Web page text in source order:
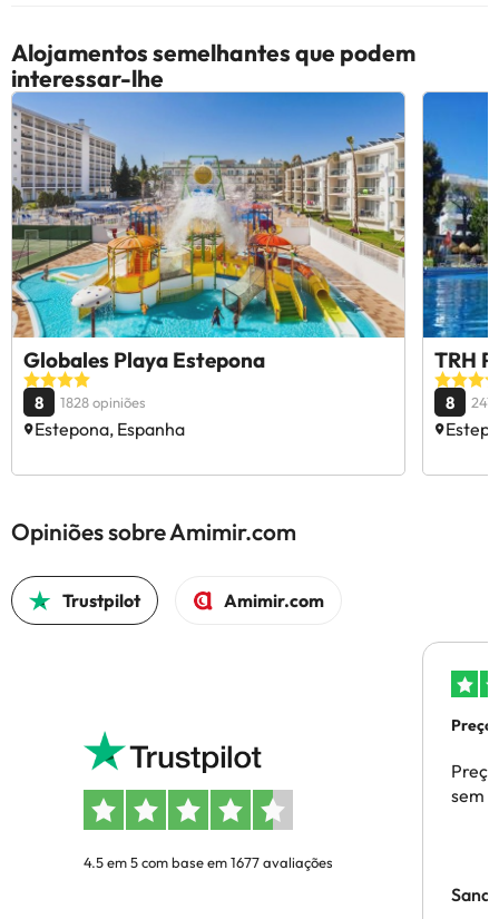
Alojamentos semelhantes que podem
interessar-lhe
Globales Playa Estepona
8 1828 opiniões
Estepona, Espanha
TRH
8
Opiniões sobre Amimir.com
Trustpilot Amimir.com
4.5 em 5 com base em 1677 avaliações
sem